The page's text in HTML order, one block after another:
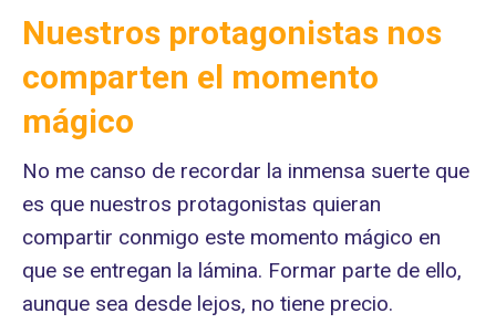
Nuestros protagonistas nos
comparten el momento
mágico
No me canso de recordar la inmensa suerte que
es que nuestros protagonistas quieran
compartir conmigo este momento mágico en
que se entregan la lámina. Formar parte de ello,
aunque sea desde lejos, no tiene precio.